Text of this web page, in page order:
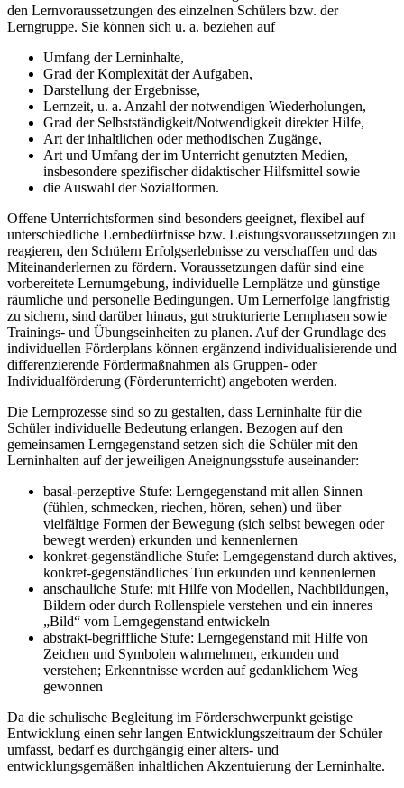
den Lernvoraussetzungen des einzelnen Schülers bzw. der
Lerngruppe. Sie können sich u. a. beziehen auf
Umfang der Lerninhalte,
Grad der Komplexität der Aufgaben,
Darstellung der Ergebnisse,
Lernzeit, u. a. Anzahl der notwendigen Wiederholungen,
Grad der Selbstständigkeit/Notwendigkeit direkter Hilfe,
Art der inhaltlichen oder methodischen Zugänge,
Art und Umfang der im Unterricht genutzten Medien,
insbesondere spezifischer didaktischer Hilfsmittel sowie
die Auswahl der Sozialformen.
Offene Unterrichtsformen sind besonders geeignet, flexibel auf
unterschiedliche Lernbedürfnisse bzw. Leistungsvoraussetzungen zu
reagieren, den Schülern Erfolgserlebnisse zu verschaffen und das
Miteinanderlernen zu fördern. Voraussetzungen dafür sind eine
vorbereitete Lernumgebung, individuelle Lernplätze und günstige
räumliche und personelle Bedingungen. Um Lernerfolge langfristig
zu sichern, sind darüber hinaus, gut strukturierte Lernphasen sowie
Trainings- und Übungseinheiten zu planen. Auf der Grundlage des
individuellen Förderplans können ergänzend individualisierende und
differenzierende Fördermaßnahmen als Gruppen- oder
Individualförderung (Förderunterricht) angeboten werden.
Die Lernprozesse sind so zu gestalten, dass Lerninhalte für die
Schüler individuelle Bedeutung erlangen. Bezogen auf den
gemeinsamen Lerngegenstand setzen sich die Schüler mit den
Lerninhalten auf der jeweiligen Aneignungsstufe auseinander:
basal-perzeptive Stufe: Lerngegenstand mit allen Sinnen
(fühlen, schmecken, riechen, hören, sehen) und über
vielfältige Formen der Bewegung (sich selbst bewegen oder
bewegt werden) erkunden und kennenlernen
konkret-gegenständliche Stufe: Lerngegenstand durch aktives,
konkret-gegenständliches Tun erkunden und kennenlernen
anschauliche Stufe: mit Hilfe von Modellen, Nachbildungen,
Bildern oder durch Rollenspiele verstehen und ein inneres
„Bild“ vom Lerngegenstand entwickeln
abstrakt-begriffliche Stufe: Lerngegenstand mit Hilfe von
Zeichen und Symbolen wahrnehmen, erkunden und
verstehen; Erkenntnisse werden auf gedanklichem Weg
gewonnen
Da die schulische Begleitung im Förderschwerpunkt geistige
Entwicklung einen sehr langen Entwicklungszeitraum der Schüler
umfasst, bedarf es durchgängig einer alters- und
entwicklungsgemäßen inhaltlichen Akzentuierung der Lerninhalte.